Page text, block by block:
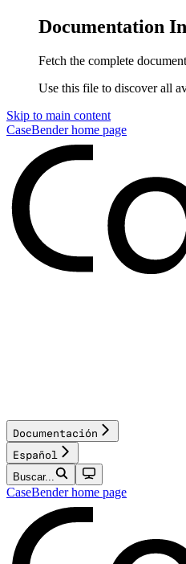
Documentation
Fetch the complete
Use this file to discover all
Skip to main content
CaseBenderhome page
Documentación
Español
Buscar...
CaseBenderhome page